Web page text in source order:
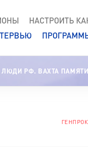
НАСТРОИТЬ
ЛЮДИ РФ. ВАХТА